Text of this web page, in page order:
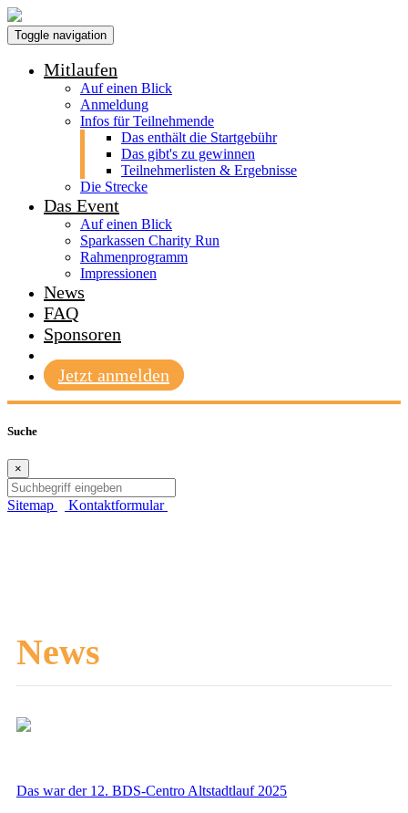
Toggle navigation
Mitlaufen
Auf einen Blick
Anmeldung
Infos für Teilnehmende
Das enthält die Startgebühr
Das gibt's zu gewinnen
Teilnehmerlisten & Ergebnisse
Die Strecke
Das Event
Auf einen Blick
Sparkassen Charity Run
Rahmenprogramm
Impressionen
News
FAQ
Sponsoren
Jetzt anmelden
Suche
×
Sitemap Kontaktformular
News
Das war der 12. BDS-Centro Altstadtlauf 2025